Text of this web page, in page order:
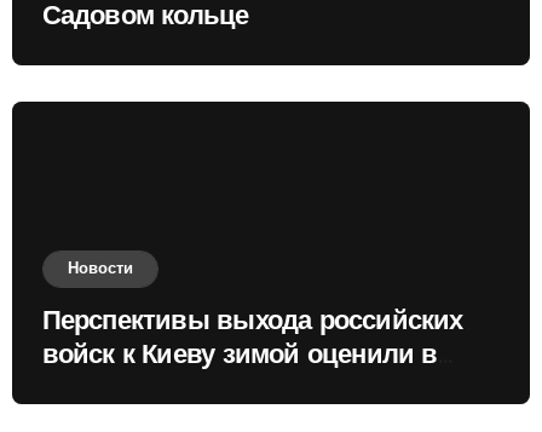
Садовом кольце
Новости
Перспективы выхода российских
войск к Киеву зимой оценили в